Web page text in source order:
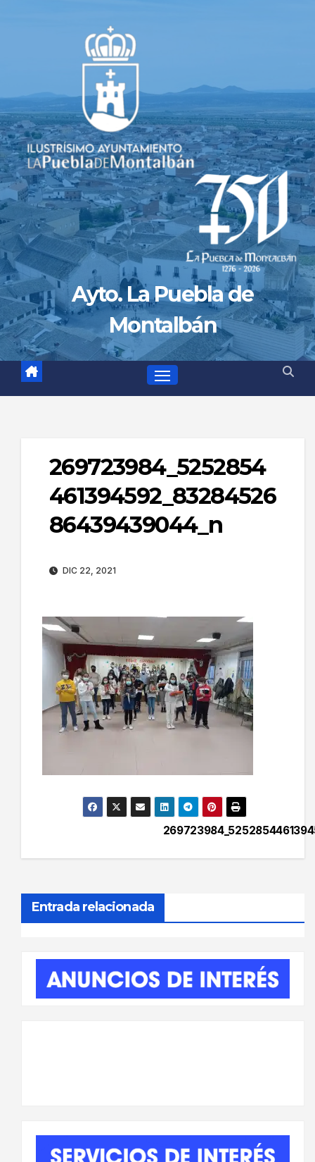
Ayto. La Puebla de
Montalbán
269723984_5252854
461394592_83284526
86439439044_n
DIC 22, 2021
Navegación
de
entradas
Entrada relacionada